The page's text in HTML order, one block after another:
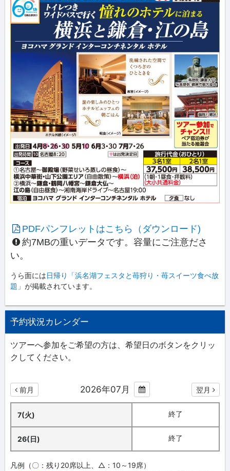
PDFパンフレットはこちら（ダウンロード)
約7MBの重いデータです。容量にご注意ださ
い。
うら面には日帰り「浜名湖フェスタと苺狩り・苺スイーツ食べ放
題」 が掲載されています。
予約状況カレンダー
ツアーへ参加をご希望の方は、希望日のボタンをクリッ
クしてください。
前月 2026年07月 翌月
7(火) 終了
26(日) 終了
凡例（〇：残り20席以上、△：10～19席）